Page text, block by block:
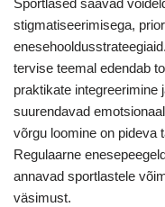
Sportlased saavad
stigmatiseerimisega,
tervise teemal edendab
praktikate integreerimine
suurendavad
võrgu loomine on pideva
Regulaarne
annavad sportlastele
väsimust.